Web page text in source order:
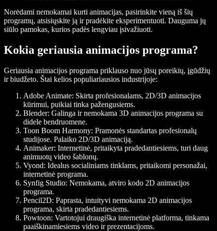
Norėdami nemokamai kurti animacijas, pasirinkite vieną iš šių
programų, atsisiųskite ją ir pradėkite eksperimentuoti. Dauguma jų
siūlo pamokas, kurios padės lengviau įsivažiuoti.
Kokia geriausia animacijos programa?
Geriausia animacijos programa priklauso nuo jūsų poreikių, įgūdžių
ir biudžeto. Štai kelios populiariausios industrijoje:
Adobe Animate: Skirta profesionalams, 2D/3D animacijos
kūrimui, puikiai tinka pažengusiems.
Blender: Galinga ir nemokama 3D animacijos programa su
didele bendruomene.
Toon Boom Harmony: Pramonės standartas profesionalų
studijose. Palaiko 2D/3D animaciją.
Animaker: Internetinė, pritaikyta pradedantiesiems, turi daug
animuotų video šablonų.
Vyond: Idealus socialiniams tinklams, pritaikomi personažai,
internetinė programa.
Synfig Studio: Nemokama, atviro kodo 2D animacijos
programa.
Pencil2D: Paprasta, intuityvi nemokama 2D animacijos
programa, skirta pradedantiesiems.
Powtoon: Vartotojui draugiška internetinė platforma, tinkama
paaiškinamiesiems video ir prezentacijoms.